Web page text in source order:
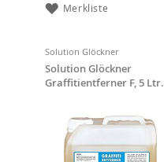
Merkliste
Solution Glöckner
Solution Glöckner
Graffitientferner F, 5 Ltr.